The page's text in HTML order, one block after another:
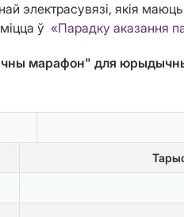
электрасувязі, якія
ў «Парадку аказання
марафон" для